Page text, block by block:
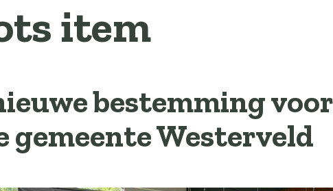
item
bestemming voor
gemeente Westerveld